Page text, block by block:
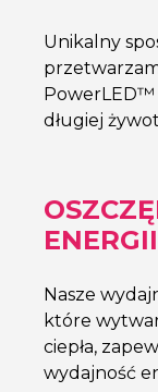
Unikalny
długiej
ENERGII
Nasze
które
ciepła,
wydajność